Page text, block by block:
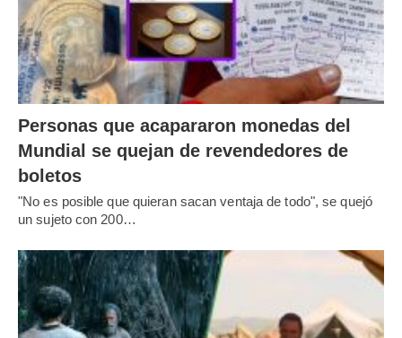
Personas que acapararon monedas del
Mundial se quejan de revendedores de
boletos
"No es posible que quieran sacan ventaja de todo", se quejó
un sujeto con 200…